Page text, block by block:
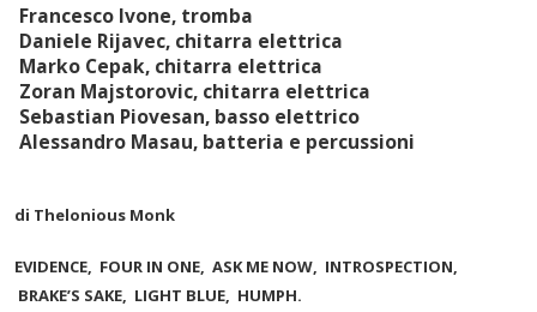
Francesco Ivone, tromba
Daniele Rijavec, chitarra elettrica
Marko Cepak, chitarra elettrica
Zoran Majstorovic, chitarra elettrica
Sebastian Piovesan, basso elettrico
Alessandro Masau, batteria e percussioni
di Thelonious Monk
EVIDENCE, FOUR IN ONE, ASK ME NOW, INTROSPECTION,
BRAKE’S SAKE, LIGHT BLUE, HUMPH.